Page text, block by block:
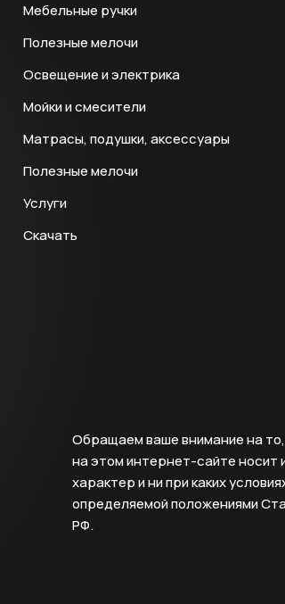
Мебельные ручки
Полезные мелочи
Освещение и электрика
Мойки и смесители
Матрасы, подушки, аксессуары
Полезные мелочи
Услуги
Скачать
Обращаем ваше внимание на
на этом интернет-сайте
характер и ни при каких
определяемой положениями
РФ.